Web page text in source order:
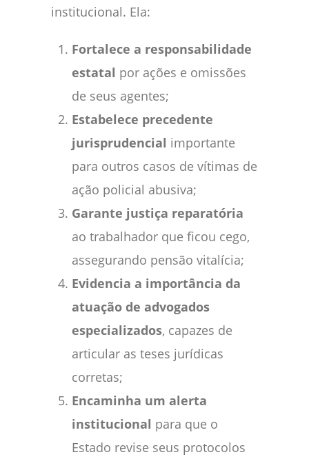
institucional. Ela:
Fortalece a responsabilidade
estatal por ações e omissões
de seus agentes;
Estabelece precedente
jurisprudencial importante
para outros casos de vítimas de
ação policial abusiva;
Garante justiça reparatória
ao trabalhador que ficou cego,
assegurando pensão vitalícia;
Evidencia a importância da
atuação de advogados
especializados, capazes de
articular as teses jurídicas
corretas;
Encaminha um alerta
institucional para que o
Estado revise seus protocolos